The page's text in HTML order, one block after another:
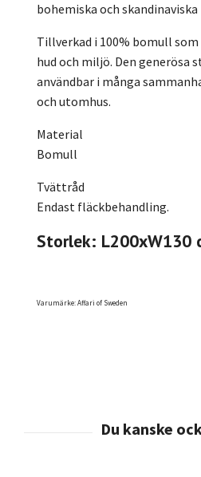
bohemiska och skandinaviska
Tillverkad i 100% bomull
hud och miljö. Den generösa
användbar i många
och utomhus.
Material
Bomull
Tvättråd
Endast fläckbehandling.
Storlek: L200xW130
Varumärke: Affari of Sweden